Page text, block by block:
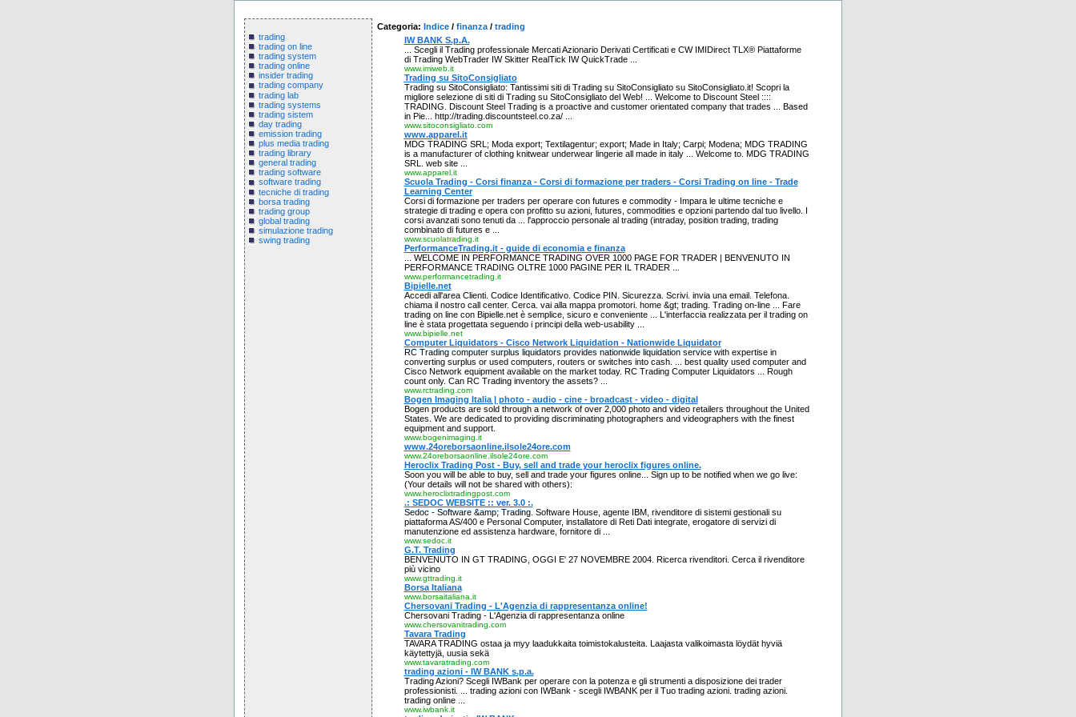
trading
trading on line
trading system
trading online
insider trading
trading company
trading lab
trading systems
trading sistem
day trading
emission trading
plus media trading
trading library
general trading
trading software
software trading
tecniche di trading
borsa trading
trading group
global trading
simulazione trading
swing trading
Categoria: Indice / finanza / trading
IW BANK S.p.A.
... Scegli il Trading professionale Mercati Azionario Derivati Certificati e CW IMIDirect TLX® Piattaforme
di Trading WebTrader IW Skitter RealTick IW QuickTrade ...
www.imiweb.it
Trading su SitoConsigliato
Trading su SitoConsigliato: Tantissimi siti di Trading su SitoConsigliato su SitoConsigliato.it! Scopri la
migliore selezione di siti di Trading su SitoConsigliato del Web! ... Welcome to Discount Steel ::::
TRADING. Discount Steel Trading is a proactive and customer orientated company that trades ... Based
in Pie... http://trading.discountsteel.co.za/ ...
www.sitoconsigliato.com
www.apparel.it
MDG TRADING SRL; Moda export; Textilagentur; export; Made in Italy; Carpi; Modena; MDG TRADING
is a manufacturer of clothing knitwear underwear lingerie all made in italy ... Welcome to. MDG TRADING
SRL. web site ...
www.apparel.it
Scuola Trading - Corsi finanza - Corsi di formazione per traders - Corsi Trading on line - Trade
Learning Center
Corsi di formazione per traders per operare con futures e commodity - Impara le ultime tecniche e
strategie di trading e opera con profitto su azioni, futures, commodities e opzioni partendo dal tuo livello. I
corsi avanzati sono tenuti da ... l'approccio personale al trading (intraday, position trading, trading
combinato di futures e ...
www.scuolatrading.it
PerformanceTrading.it - guide di economia e finanza
... WELCOME IN PERFORMANCE TRADING OVER 1000 PAGE FOR TRADER | BENVENUTO IN
PERFORMANCE TRADING OLTRE 1000 PAGINE PER IL TRADER ...
www.performancetrading.it
Bipielle.net
Accedi all'area Clienti. Codice Identificativo. Codice PIN. Sicurezza. Scrivi. invia una email. Telefona.
chiama il nostro call center. Cerca. vai alla mappa promotori. home &gt; trading. Trading on-line ... Fare
trading on line con Bipielle.net è semplice, sicuro e conveniente ... L'interfaccia realizzata per il trading on
line è stata progettata seguendo i principi della web-usability ...
www.bipielle.net
Computer Liquidators - Cisco Network Liquidation - Nationwide Liquidator
RC Trading computer surplus liquidators provides nationwide liquidation service with expertise in
converting surplus or used computers, routers or switches into cash. ... best quality used computer and
Cisco Network equipment available on the market today. RC Trading Computer Liquidators ... Rough
count only. Can RC Trading inventory the assets? ...
www.rctrading.com
Bogen Imaging Italia | photo - audio - cine - broadcast - video - digital
Bogen products are sold through a network of over 2,000 photo and video retailers throughout the United
States. We are dedicated to providing discriminating photographers and videographers with the finest
equipment and support.
www.bogenimaging.it
www.24oreborsaonline.ilsole24ore.com
www.24oreborsaonline.ilsole24ore.com
Heroclix Trading Post - Buy, sell and trade your heroclix figures online.
Soon you will be able to buy, sell and trade your figures online... Sign up to be notified when we go live:
(Your details will not be shared with others):
www.heroclixtradingpost.com
.: SEDOC WEBSITE :: ver. 3.0 :.
Sedoc - Software &amp; Trading. Software House, agente IBM, rivenditore di sistemi gestionali su
piattaforma AS/400 e Personal Computer, installatore di Reti Dati integrate, erogatore di servizi di
manutenzione ed assistenza hardware, fornitore di ...
www.sedoc.it
G.T. Trading
BENVENUTO IN GT TRADING, OGGI E' 27 NOVEMBRE 2004. Ricerca rivenditori. Cerca il rivenditore
più vicino
www.gttrading.it
Borsa Italiana
www.borsaitaliana.it
Chersovani Trading - L'Agenzia di rappresentanza online!
Chersovani Trading - L'Agenzia di rappresentanza online
www.chersovanitrading.com
Tavara Trading
TAVARA TRADING ostaa ja myy laadukkaita toimistokalusteita. Laajasta valikoimasta löydät hyviä
käytettyjä, uusia sekä
www.tavaratrading.com
trading azioni - IW BANK s.p.a.
Trading Azioni? Scegli IWBank per operare con la potenza e gli strumenti a disposizione dei trader
professionisti. ... trading azioni con IWBank - scegli IWBANK per il Tuo trading azioni. trading azioni.
trading online ...
www.iwbank.it